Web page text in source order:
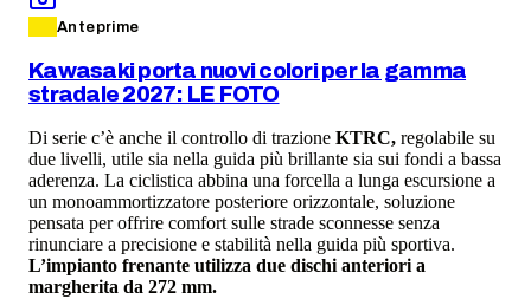
Anteprime
Kawasaki porta nuovi colori per la gamma
stradale 2027: LE FOTO
Di serie c’è anche il controllo di trazione KTRC, regolabile su
due livelli, utile sia nella guida più brillante sia sui fondi a bassa
aderenza. La ciclistica abbina una forcella a lunga escursione a
un monoammortizzatore posteriore orizzontale, soluzione
pensata per offrire comfort sulle strade sconnesse senza
rinunciare a precisione e stabilità nella guida più sportiva.
L’impianto frenante utilizza due dischi anteriori a
margherita da 272 mm.